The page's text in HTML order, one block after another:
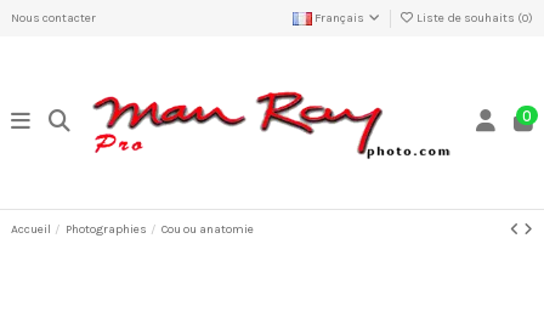
Nous contacter Français Liste de souhaits (0)
0
Accueil Photographies Cou ou anatomie